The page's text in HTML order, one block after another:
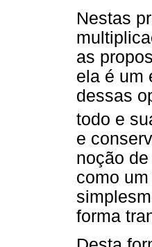
Nestas
as
ela é um
dessas
todo e
e
noção
como
forma